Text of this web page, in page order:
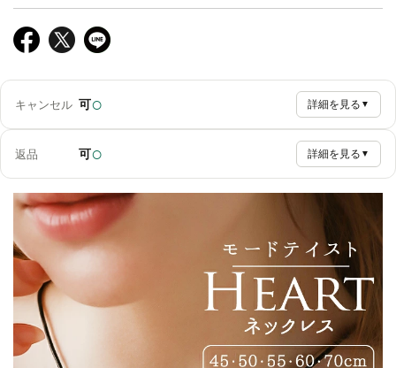
キャンセル 可○ 詳細を見る ▼
返品 可○ 詳細を見る ▼